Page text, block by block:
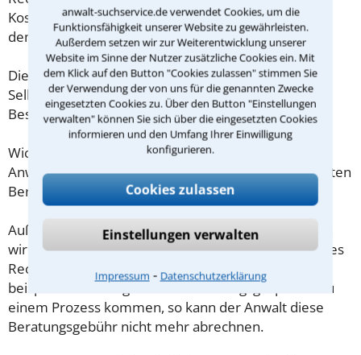
anwalt-suchservice.de verwendet Cookies, um die
Funktionsfähigkeit unserer Website zu gewährleisten.
Außerdem setzen wir zur Weiterentwicklung unserer
Website im Sinne der Nutzer zusätzliche Cookies ein. Mit
dem Klick auf den Button "Cookies zulassen" stimmen Sie
der Verwendung der von uns für die genannten Zwecke
eingesetzten Cookies zu. Über den Button "Einstellungen
verwalten" können Sie sich über die eingesetzten Cookies
informieren und den Umfang Ihrer Einwilligung
konfigurieren.
Cookies zulassen
Einstellungen verwalten
Impressum ⁃ Datenschutzerklärung
Kosten für das erste Beratungsgespräch betragen
demnach maximal 190,00 € zzgl. MwSt.
Diese Regelung gilt jedoch nur für Verbraucher. Für
Selbstständige oder Freiberufler gilt diese
Beschränkung nicht.
Wichtig daher: Klären Sie die Kostenfrage mit Ihrem
Anwalt aus Recklinghausen schon zu Beginn der ersten
Beratung.
Außerdem gut zu wissen: Gemäß § 34 Absatz 2 RVG
wird die Beratungsgebühr auf weitere Tätigkeiten des
Rechtsanwalts angerechnet. Sollte es also
beispielsweise aufgrund des Beratungsgesprächs zu
einem Prozess kommen, so kann der Anwalt diese
Beratungsgebühr nicht mehr abrechnen.